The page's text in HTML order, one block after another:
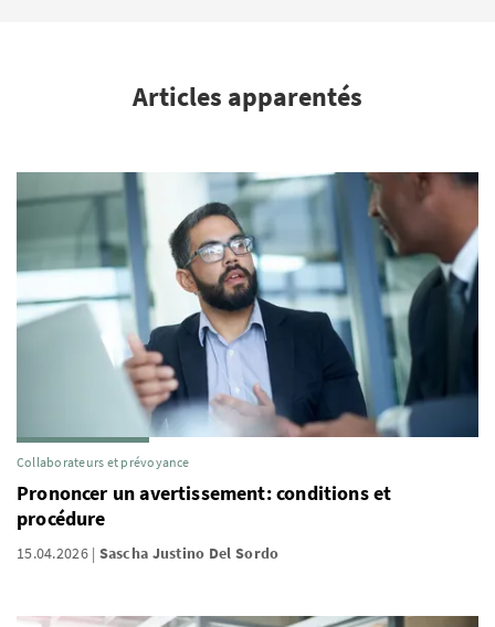
Articles apparentés
Collaborateurs et prévoyance
Prononcer un avertissement: conditions et
procédure
15.04.2026 Sascha Justino Del Sordo